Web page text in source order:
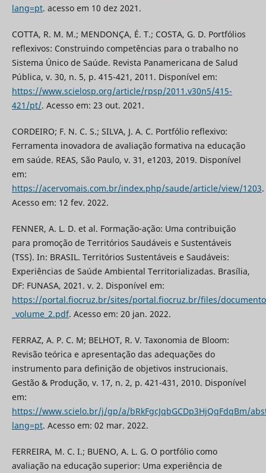
lang=pt. acesso em 10 dez 2021.
COTTA, R. M. M.; MENDONÇA, É. T.; COSTA, G. D. Portfólios
reflexivos: Construindo competências para o trabalho no
Sistema Único de Saúde. Revista Panamericana de Salud
Pública, v. 30, n. 5, p. 415-421, 2011. Disponível em:
https://www.scielosp.org/article/rpsp/2011.v30n5/415-
421/pt/. Acesso em: 23 out. 2021.
CORDEIRO; F. N. C. S.; SILVA, J. A. C. Portfólio reflexivo:
Ferramenta inovadora de avaliação formativa na educação
em saúde. REAS, São Paulo, v. 31, e1203, 2019. Disponível
em:
https://acervomais.com.br/index.php/saude/article/view/1203.
Acesso em: 12 fev. 2022.
FENNER, A. L. D. et al. Formação-ação: Uma contribuição
para promoção de Territórios Saudáveis e Sustentáveis
(TSS). In: BRASIL. Territórios Sustentáveis e Saudáveis:
Experiências de Saúde Ambiental Territorializadas. Brasília,
DF: FUNASA, 2021. v. 2. Disponível em:
https://portal.fiocruz.br/sites/portal.fiocruz.br/files/
_volume_2.pdf. Acesso em: 20 jan. 2022.
FERRAZ, A. P. C. M; BELHOT, R. V. Taxonomia de Bloom:
Revisão teórica e apresentação das adequações do
instrumento para definição de objetivos instrucionais.
Gestão & Produção, v. 17, n. 2, p. 421-431, 2010. Disponível
em:
https://www.scielo.br/j/gp/a/bRkFgcJqbGCDp3HjQqFdqBm/
lang=pt. Acesso em: 02 mar. 2022.
FERREIRA, M. C. I.; BUENO, A. L. G. O portfólio como
avaliação na educação superior: Uma experiência de